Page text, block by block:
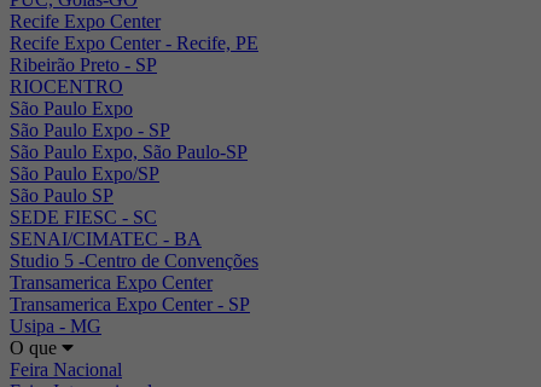
Recife Expo Center
Recife Expo Center - Recife, PE
Ribeirão Preto - SP
RIOCENTRO
São Paulo Expo
São Paulo Expo - SP
São Paulo Expo, São Paulo-SP
São Paulo Expo/SP
São Paulo SP
SEDE FIESC - SC
SENAI/CIMATEC - BA
Studio 5 -Centro de Convenções
Transamerica Expo Center
Transamerica Expo Center - SP
Usipa - MG
O que
Feira Nacional